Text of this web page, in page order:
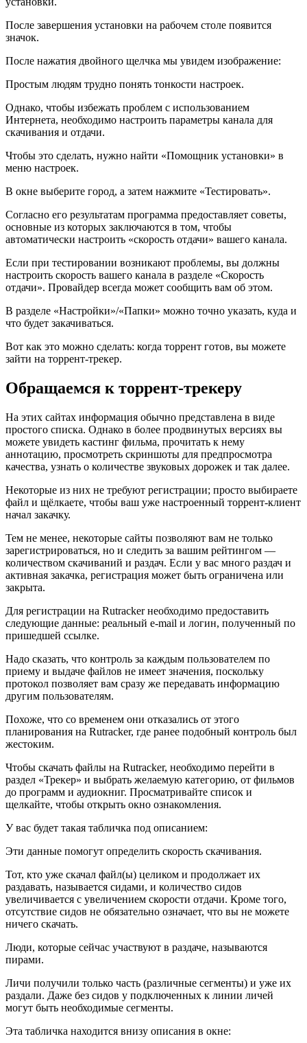
После завершения установки на рабочем столе появится
значок.
После нажатия двойного щелчка мы увидем изображение:
Простым людям трудно понять тонкости настроек.
Однако, чтобы избежать проблем с использованием
Интернета, необходимо настроить параметры канала для
скачивания и отдачи.
Чтобы это сделать, нужно найти «Помощник установки» в
меню настроек.
В окне выберите город, а затем нажмите «Тестировать».
Согласно его результатам программа предоставляет советы,
основные из которых заключаются в том, чтобы
автоматически настроить «скорость отдачи» вашего канала.
Если при тестировании возникают проблемы, вы должны
настроить скорость вашего канала в разделе «Скорость
отдачи». Провайдер всегда может сообщить вам об этом.
В разделе «Настройки»/«Папки» можно точно указать, куда и
что будет закачиваться.
Вот как это можно сделать: когда торрент готов, вы можете
зайти на торрент-трекер.
Обращаемся к торрент-трекеру
На этих сайтах информация обычно представлена в виде
простого списка. Однако в более продвинутых версиях вы
можете увидеть кастинг фильма, прочитать к нему
аннотацию, просмотреть скриншоты для предпросмотра
качества, узнать о количестве звуковых дорожек и так далее.
Некоторые из них не требуют регистрации; просто выбираете
файл и щёлкаете, чтобы ваш уже настроенный торрент-клиент
начал закачку.
Тем не менее, некоторые сайты позволяют вам не только
зарегистрироваться, но и следить за вашим рейтингом —
количеством скачиваний и раздач. Если у вас много раздач и
активная закачка, регистрация может быть ограничена или
закрыта.
Для регистрации на Rutracker необходимо предоставить
следующие данные: реальный e-mail и логин, полученный по
пришедшей ссылке.
Надо сказать, что контроль за каждым пользователем по
приему и выдаче файлов не имеет значения, поскольку
протокол позволяет вам сразу же передавать информацию
другим пользователям.
Похоже, что со временем они отказались от этого
планирования на Rutracker, где ранее подобный контроль был
жестоким.
Чтобы скачать файлы на Rutracker, необходимо перейти в
раздел «Трекер» и выбрать желаемую категорию, от фильмов
до программ и аудиокниг. Просматривайте список и
щелкайте, чтобы открыть окно ознакомления.
У вас будет такая табличка под описанием:
Эти данные помогут определить скорость скачивания.
Тот, кто уже скачал файл(ы) целиком и продолжает их
раздавать, называется сидами, и количество сидов
увеличивается с увеличением скорости отдачи. Кроме того,
отсутствие сидов не обязательно означает, что вы не можете
ничего скачать.
Люди, которые сейчас участвуют в раздаче, называются
пирами.
Личи получили только часть (различные сегменты) и уже их
раздали. Даже без сидов у подключенных к линии личей
могут быть необходимые сегменты.
Эта табличка находится внизу описания в окне: